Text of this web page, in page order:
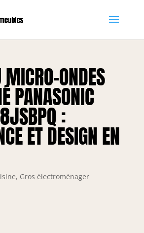
MICRO-ONDES
PANASONIC
:
ET DESIGN EN
, Gros électroménager